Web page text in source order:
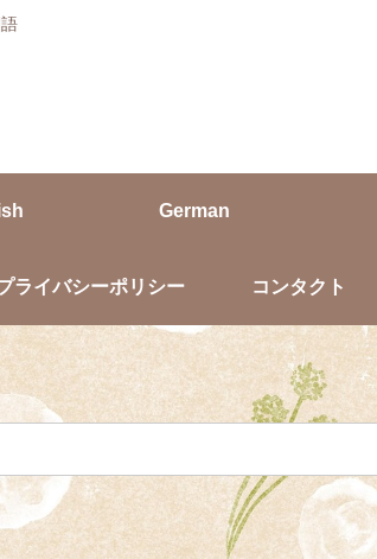
German
ライバシーポリシー コンタクト